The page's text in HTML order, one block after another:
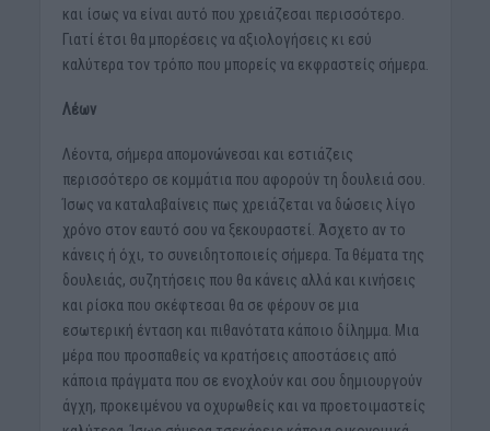
και ίσως να είναι αυτό που χρειάζεσαι περισσότερο.
Γιατί έτσι θα μπορέσεις να αξιολογήσεις κι εσύ
καλύτερα τον τρόπο που μπορείς να εκφραστείς σήμερα.
Λέων
Λέοντα, σήμερα απομονώνεσαι και εστιάζεις
περισσότερο σε κομμάτια που αφορούν τη δουλειά σου.
Ίσως να καταλαβαίνεις πως χρειάζεται να δώσεις λίγο
χρόνο στον εαυτό σου να ξεκουραστεί. Άσχετο αν το
κάνεις ή όχι, το συνειδητοποιείς σήμερα. Τα θέματα της
δουλειάς, συζητήσεις που θα κάνεις αλλά και κινήσεις
και ρίσκα που σκέφτεσαι θα σε φέρουν σε μια
εσωτερική ένταση και πιθανότατα κάποιο δίλημμα. Μια
μέρα που προσπαθείς να κρατήσεις αποστάσεις από
κάποια πράγματα που σε ενοχλούν και σου δημιουργούν
άγχη, προκειμένου να οχυρωθείς και να προετοιμαστείς